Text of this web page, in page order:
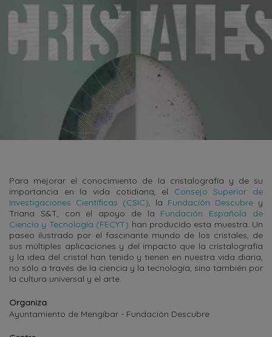
Para mejorar el conocimiento de la cristalografía y de su
importancia en la vida cotidiana, el Consejo Superior de
Investigaciones Científicas (CSIC), la Fundación Descubre y
Triana S&T, con el apoyo de la Fundación Española de
Ciencia y Tecnología (FECYT) han producido esta muestra. Un
paseo ilustrado por el fascinante mundo de los cristales, de
sus múltiples aplicaciones y del impacto que la cristalografía
y la idea del cristal han tenido y tienen en nuestra vida diaria,
no sólo a través de la ciencia y la tecnología, sino también por
la cultura universal y el arte.
Organiza
Ayuntamiento de Mengíbar - Fundación Descubre